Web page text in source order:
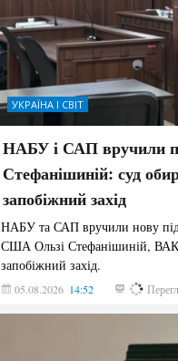
УКРАЇНА І СВІТ
НАБУ і САП вручили
Стефанішиній: суд
запобіжний захід
НАБУ та САП вручили нову
США Ользі Стефанішиній,
запобіжний захід.
05.08.2026 14:52 173